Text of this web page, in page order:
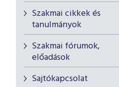
Szakmai cikkek és
tanulmányok
Szakmai fórumok,
előadások
Sajtókapcsolat